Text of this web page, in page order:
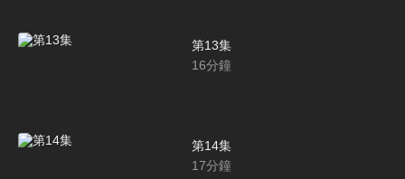
第13集
16分鐘
第14集
17分鐘